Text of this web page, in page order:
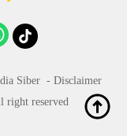
Siber
Disclaimer
right reserved